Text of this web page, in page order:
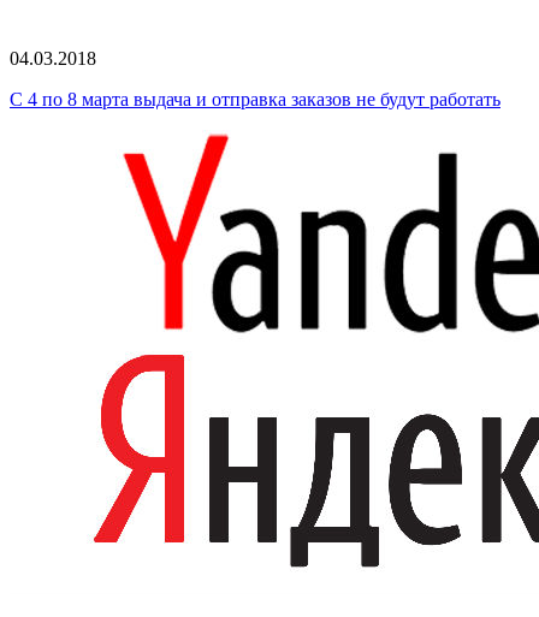
04.03.2018
С 4 по 8 марта выдача и отправка заказов не будут работать